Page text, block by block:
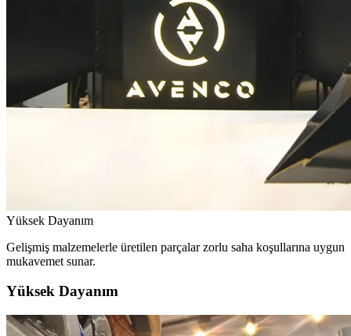
Yüksek Dayanım
Gelişmiş malzemelerle üretilen parçalar zorlu saha koşullarına uygun
mukavemet sunar.
Yüksek Dayanım